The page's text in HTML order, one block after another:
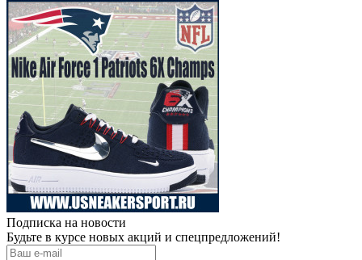
Подписка на новости
Будьте в курсе новых акций и спецпредложений!